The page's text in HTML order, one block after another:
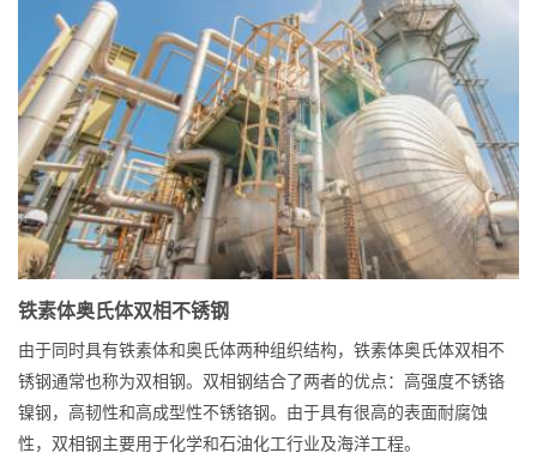
铁素体奥氏体双相不锈钢
由于同时具有铁素体和奥氏体两种组织结构，铁素体奥氏体双相不
锈钢通常也称为双相钢。双相钢结合了两者的优点：高强度不锈铬
镍钢，高韧性和高成型性不锈铬钢。由于具有很高的表面耐腐蚀
性，双相钢主要用于化学和石油化工行业及海洋工程。